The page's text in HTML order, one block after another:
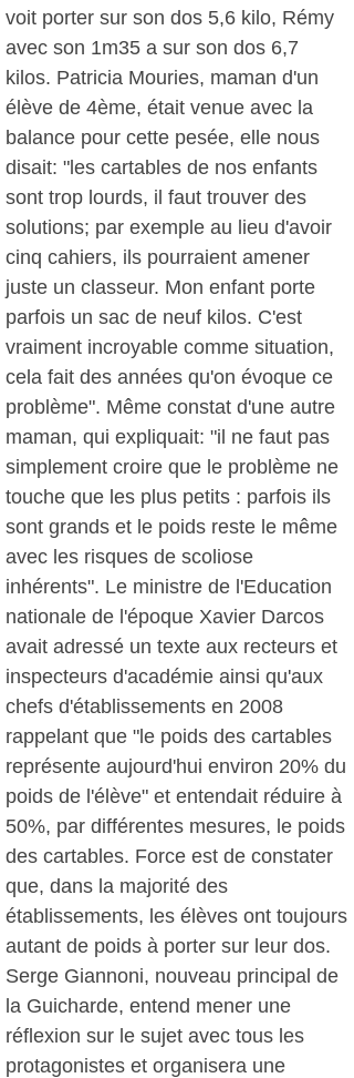
voit porter sur son dos 5,6 kilo, Rémy
avec son 1m35 a sur son dos 6,7
kilos. Patricia Mouries, maman d'un
élève de 4ème, était venue avec la
balance pour cette pesée, elle nous
disait: "les cartables de nos enfants
sont trop lourds, il faut trouver des
solutions; par exemple au lieu d'avoir
cinq cahiers, ils pourraient amener
juste un classeur. Mon enfant porte
parfois un sac de neuf kilos. C'est
vraiment incroyable comme situation,
cela fait des années qu'on évoque ce
problème". Même constat d'une autre
maman, qui expliquait: "il ne faut pas
simplement croire que le problème ne
touche que les plus petits : parfois ils
sont grands et le poids reste le même
avec les risques de scoliose
inhérents". Le ministre de l'Education
nationale de l'époque Xavier Darcos
avait adressé un texte aux recteurs et
inspecteurs d'académie ainsi qu'aux
chefs d'établissements en 2008
rappelant que "le poids des cartables
représente aujourd'hui environ 20% du
poids de l'élève" et entendait réduire à
50%, par différentes mesures, le poids
des cartables. Force est de constater
que, dans la majorité des
établissements, les élèves ont toujours
autant de poids à porter sur leur dos.
Serge Giannoni, nouveau principal de
la Guicharde, entend mener une
réflexion sur le sujet avec tous les
protagonistes et organisera une